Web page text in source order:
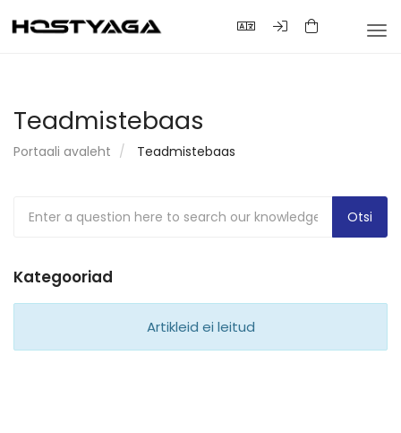
Teadmistebaas
Portaali avaleht Teadmistebaas
Kategooriad
Artikleid ei leitud